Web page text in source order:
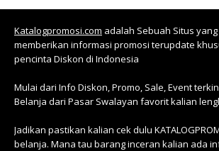
Katalogpromosi.com adalah Sebuah Situs
memberikan informasi promosi terupdate
pencinta Diskon di Indonesia
Mulai dari Info Diskon, Promo, Sale, Event
Belanja dari Pasar Swalayan favorit kalian
Jadikan pastikan kalian cek dulu
belanja. Mana tau barang inceran kalian ada